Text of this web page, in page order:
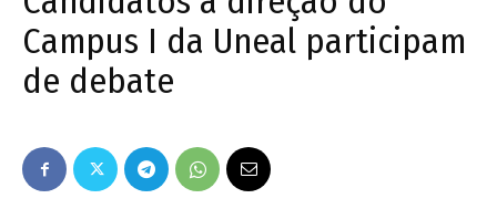
Campus I da Uneal participam
de debate